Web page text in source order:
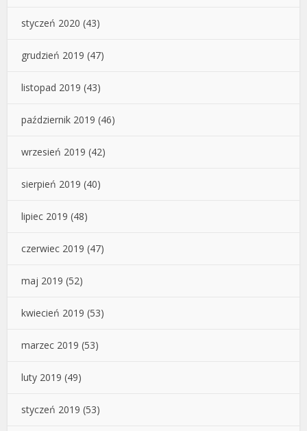
styczeń 2020 (43)
grudzień 2019 (47)
listopad 2019 (43)
październik 2019 (46)
wrzesień 2019 (42)
sierpień 2019 (40)
lipiec 2019 (48)
czerwiec 2019 (47)
maj 2019 (52)
kwiecień 2019 (53)
marzec 2019 (53)
luty 2019 (49)
styczeń 2019 (53)